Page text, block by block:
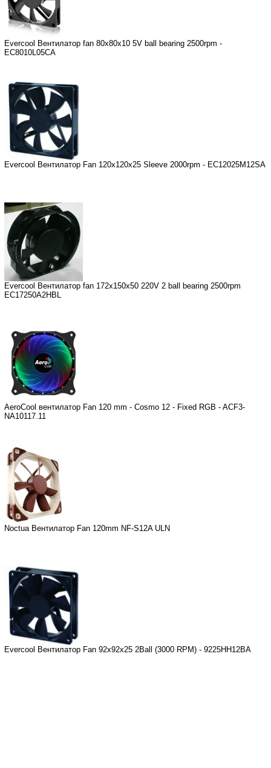
Evercool Вентилатор fan 80x80x10 5V ball bearing 2500rpm -
EC8010L05CA
Evercool Вентилатор Fan 120x120x25 Sleeve 2000rpm - EC12025M12SA
Evercool Вентилатор fan 172x150x50 220V 2 ball bearing 2500rpm
EC17250A2HBL
AeroCool вентилатор Fan 120 mm - Cosmo 12 - Fixed RGB - ACF3-
NA10117.11
Noctua Вентилатор Fan 120mm NF-S12A ULN
Evercool Вентилатор Fan 92x92x25 2Ball (3000 RPM) - 9225HH12BA